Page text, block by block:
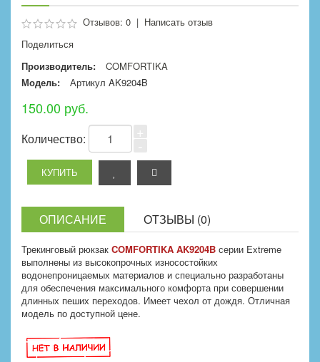
Отзывов: 0 | Написать отзыв
Поделиться
Производитель:
COMFORTIKA
Модель:
Артикул AK9204B
150.00 руб.
Количество:
ОПИСАНИЕ ОТЗЫВЫ (0)
Трекинговый рюкзак COMFORTIKA AK9204B серии Extreme
выполнены из высокопрочных износостойких
водонепроницаемых материалов и специально разработаны
для обеспечения максимального комфорта при совершении
длинных пеших переходов. Имеет чехол от дождя. Отличная
модель по доступной цене.